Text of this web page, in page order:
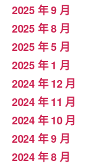
2025 年 9 月
2025 年 8 月
2025 年 5 月
2025 年 1 月
2024 年 12 月
2024 年 11 月
2024 年 10 月
2024 年 9 月
2024 年 8 月